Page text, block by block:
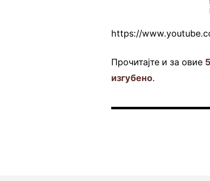
https://
Прочитајте и за овие
изгубено.